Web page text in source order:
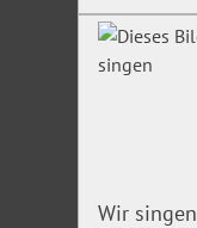
Wir singen